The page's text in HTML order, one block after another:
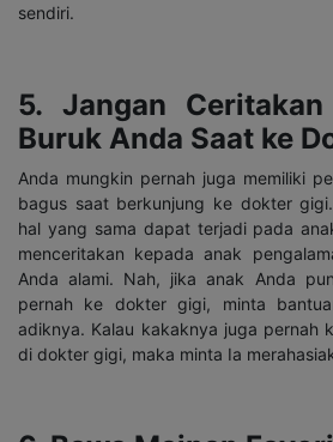
sendiri.
5. Jangan Ceritakan
Buruk Anda Saat ke
Anda mungkin pernah juga memiliki
bagus saat berkunjung ke dokter
hal yang sama dapat terjadi pada
menceritakan kepada anak
Anda alami. Nah, jika anak Anda
pernah ke dokter gigi, minta
adiknya. Kalau kakaknya juga pernah
di dokter gigi, maka minta Ia